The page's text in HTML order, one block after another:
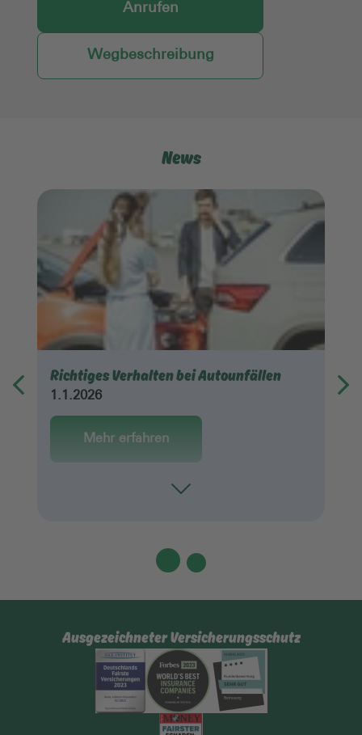
Anrufen
Wegbeschreibung
News
Richtiges Verhalten bei Autounfällen
1.1.2026
Mehr erfahren
Ausgezeichneter Versicherungsschutz